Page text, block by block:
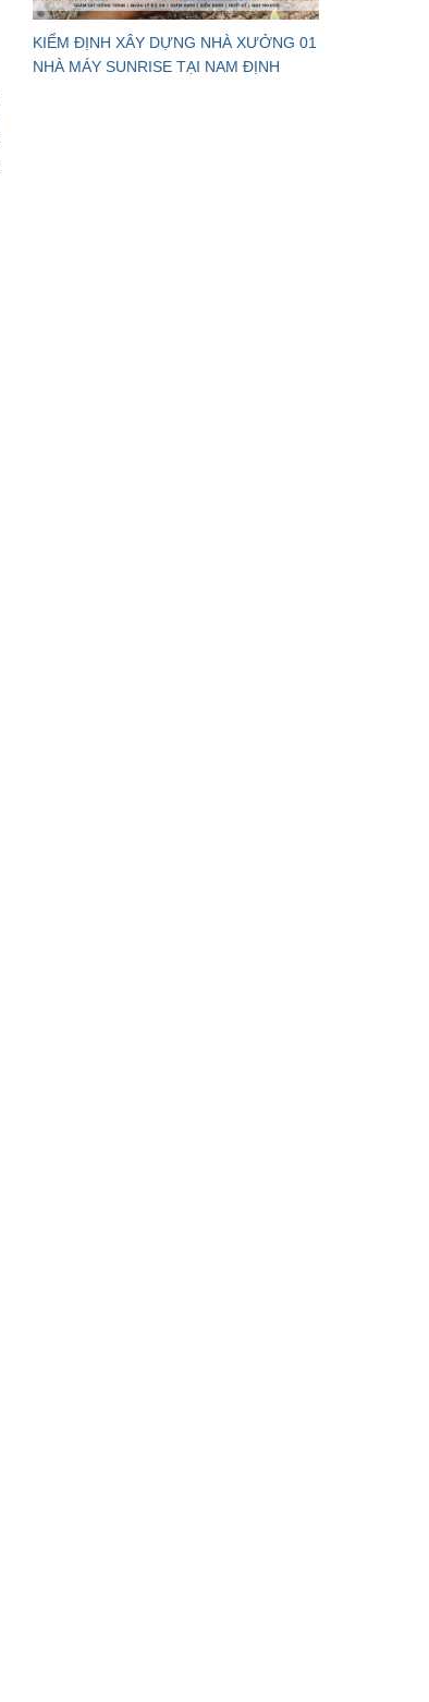
KIỂM ĐỊNH XÂY DỰNG NHÀ XƯỞNG 01
NHÀ MÁY SUNRISE TẠI NAM ĐỊNH